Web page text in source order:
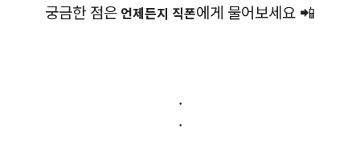
궁금한 점은 언제든지 직폰에게 물어보세요 📲
.
.